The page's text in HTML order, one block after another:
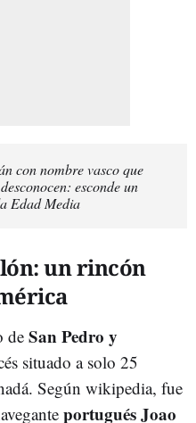
con nombre vasco que
esconde un
Edad Media
un rincón
de San Pedro y
situado a solo 25
Según wikipedia, fue
portugués Joao